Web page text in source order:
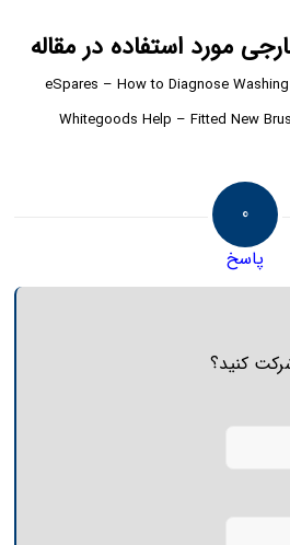
مورد استفاده در مقاله
eSpares – How to Diagnose
Whitegoods Help – Fitted New
0
پاسخ
کنید؟